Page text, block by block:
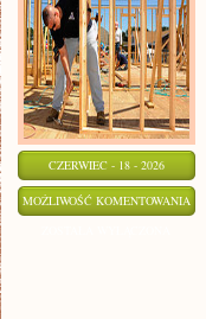
CZERWIEC - 18 - 2026
MOŻLIWOŚĆ KOMENTOWANIA